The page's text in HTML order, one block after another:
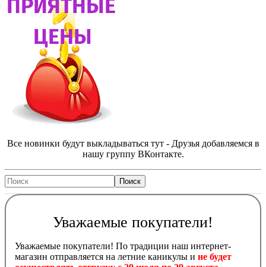
Все новинки будут выкладываться тут - Друзья добавляемся в
нашу группу ВКонтакте.
Уважаемые покупатели!
Уважаемые покупатели! По традиции наш интернет-
магазин отправляется на летние каникулы и не будет